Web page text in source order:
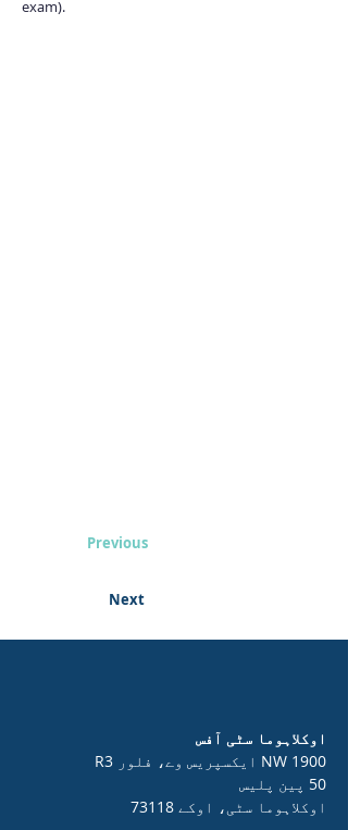
exam).
Previous
Next
اوکلاہوما سٹی آفس
1900 NW ایکسپریس وے، فلور R3
50 پین پلیس
اوکلاہوما سٹی، اوکے 73118